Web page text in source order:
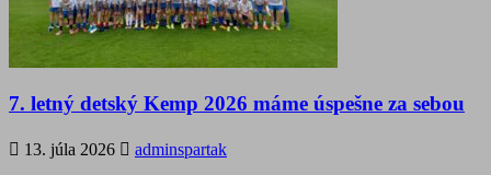
7. letný detský Kemp 2026 máme úspešne za sebou
13. júla 2026 adminspartak